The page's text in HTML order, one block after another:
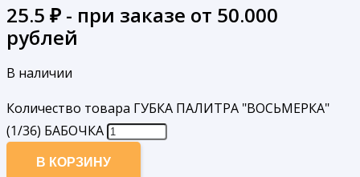
25.5 ₽ - при заказе от 50.000
рублей
В наличии
Количество товара ГУБКА ПАЛИТРА "ВОСЬМЕРКА"
(1/36) БАБОЧКА
В КОРЗИНУ